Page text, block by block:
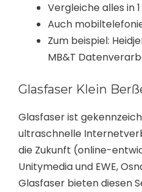
Vergleiche alles in 1
Auch
Zum beispiel:
MB&T
Glasfaser Klein
Glasfaser ist
ultraschnelle
die Zukunft (online-
Unitymedia und EWE,
Glasfaser bieten diesen